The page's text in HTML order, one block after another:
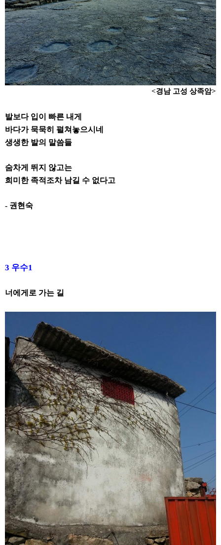
<경남 고성 상족암>
발보다 입이 빠른 내게
바다가 묵묵히 펼쳐놓으시네
생생한 발의 말씀들
숨차게 뛰지 않고는
희미한 족적조차 남길 수 없다고
- 권현숙
3 우수1
너에게로 가는 길